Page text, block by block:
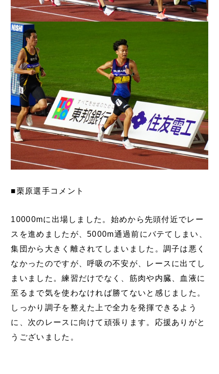
■栗原選手コメント
10000mに出場しました。始めから先頭付近でレー
スを進めましたが、5000m通過前にバテてしまい、
集団から大きく離されてしまいました。調子は悪く
なかったのですが、呼吸の不安が、レースに出てし
まいました。練習だけでなく、筋肉や内臓、血液に
至るまで気を使わなければ勝てないと感じました。
しっかり調子を整えた上で全力を発揮できるよう
に、次のレースに向けて頑張ります。応援ありがと
うございました。